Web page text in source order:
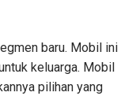
baru. Mobil ini
keluarga. Mobil
pilihan yang